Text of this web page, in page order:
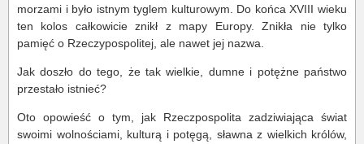
morzami i było istnym tyglem kulturowym. Do końca XVIII wieku
ten kolos całkowicie znikł z mapy Europy. Znikła nie tylko
pamięć o Rzeczypospolitej, ale nawet jej nazwa.
Jak doszło do tego, że tak wielkie, dumne i potężne państwo
przestało istnieć?
Oto opowieść o tym, jak Rzeczpospolita zadziwiająca świat
swoimi wolnościami, kulturą i potęgą, sławna z wielkich królów,